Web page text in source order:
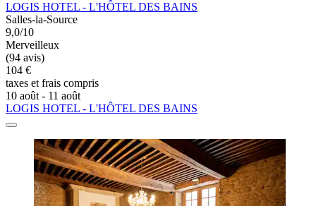
LOGIS HOTEL - L'HÔTEL DES BAINS
Salles-la-Source
9,0/10
Merveilleux
(94 avis)
104 €
taxes et frais compris
10 août - 11 août
LOGIS HOTEL - L'HÔTEL DES BAINS